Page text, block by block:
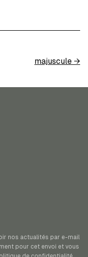
majuscule →
nos actualités par e-mail
pour cet envoi et vous